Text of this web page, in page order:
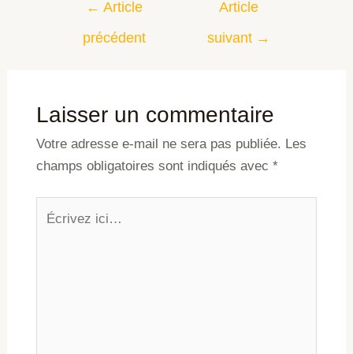
← Article
précédent
Article
suivant →
Laisser un commentaire
Votre adresse e-mail ne sera pas publiée. Les
champs obligatoires sont indiqués avec *